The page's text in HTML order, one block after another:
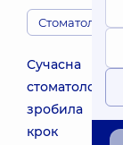
Стоматологи
Сучасна
стоматологія
зробила
крок